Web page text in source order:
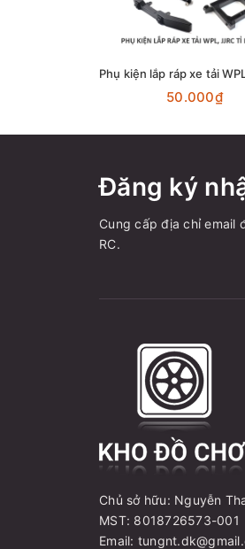
50.000₫
Đăng ký
Cung cấp địa chỉ email
RC.
Chủ sở hữu: Nguyễn
MST: 8018726573-001
Email: